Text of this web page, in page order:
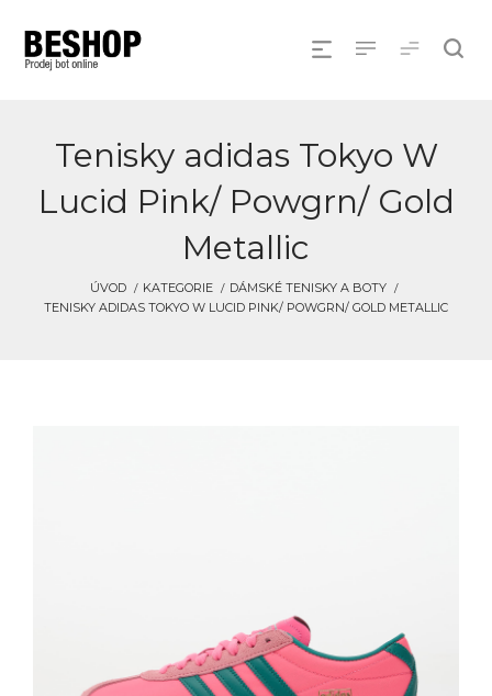
Tenisky adidas Tokyo W
Lucid Pink/ Powgrn/ Gold
Metallic
ÚVOD KATEGORIE
DÁMSKÉ TENISKY A BOTY
TENISKY ADIDAS TOKYO W LUCID PINK/ POWGRN/ GOLD METALLIC